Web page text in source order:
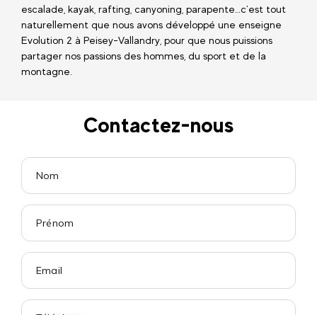
escalade, kayak, rafting, canyoning, parapente…c’est tout
naturellement que nous avons développé une enseigne
Evolution 2 à Peisey-Vallandry, pour que nous puissions
partager nos passions des hommes, du sport et de la
montagne.
Contactez-nous